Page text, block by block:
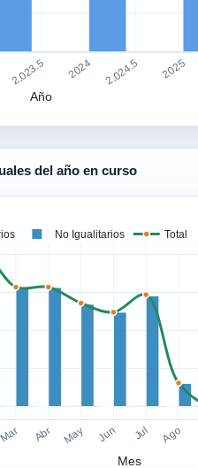
2,023.5 2024 2,024.5 2025
Año
del año en curso
Mar Abr May Jun Jul Ago
No Igualitarios Total
Mes